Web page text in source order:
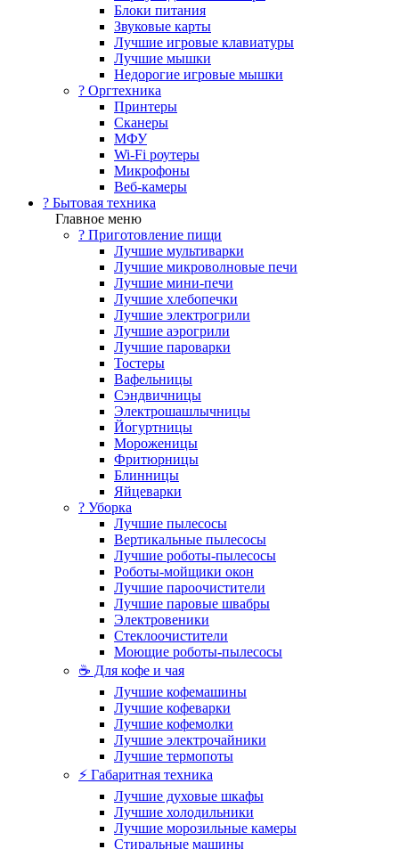
Блоки питания
Звуковые карты
Лучшие игровые клавиатуры
Лучшие мышки
Недорогие игровые мышки
?️ Оргтехника
Принтеры
Сканеры
МФУ
Wi-Fi роутеры
Микрофоны
Веб-камеры
? Бытовая техника
Главное меню
? Приготовление пищи
Лучшие мультиварки
Лучшие микроволновые печи
Лучшие мини-печи
Лучшие хлебопечки
Лучшие электрогрили
Лучшие аэрогрили
Лучшие пароварки
Тостеры
Вафельницы
Сэндвичницы
Электрошашлычницы
Йогуртницы
Мороженицы
Фритюрницы
Блинницы
Яйцеварки
? Уборка
Лучшие пылесосы
Вертикальные пылесосы
Лучшие роботы-пылесосы
Роботы-мойщики окон
Лучшие пароочистители
Лучшие паровые швабры
Электровеники
Стеклоочистители
Моющие роботы-пылесосы
☕ Для кофе и чая
Лучшие кофемашины
Лучшие кофеварки
Лучшие кофемолки
Лучшие электрочайники
Лучшие термопоты
⚡ Габаритная техника
Лучшие духовые шкафы
Лучшие холодильники
Лучшие морозильные камеры
Стиральные машины